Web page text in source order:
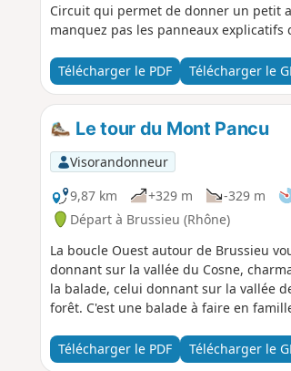
Circuit qui permet de donner un petit
manquez pas les panneaux
Télécharger le PDF Télécharger le
Le tour du Mont Pancu
Visorandonneur
9,87 km
+329 m -329 m
Départ à Brussieu (Rhône)
La boucle Ouest autour de Brussieu
donnant sur la vallée du Cosne,
la balade, celui donnant sur la vallée
forêt. C'est une balade à faire en
Télécharger le PDF Télécharger le